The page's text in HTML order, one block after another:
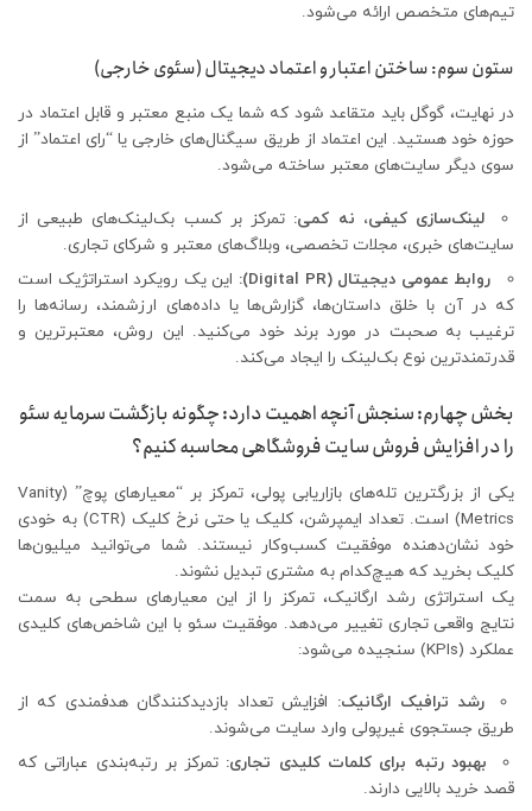
تیم‌های متخصص ارائه می‌شود.
ستون سوم: ساختن اعتبار و اعتماد دیجیتال (سئوی خارجی)
در نهایت، گوگل باید متقاعد شود که شما یک منبع معتبر و قابل اعتماد در
حوزه خود هستید. این اعتماد از طریق سیگنال‌های خارجی یا “رای اعتماد” از
سوی دیگر سایت‌های معتبر ساخته می‌شود.
لینک‌سازی کیفی، نه کمی: تمرکز بر کسب بک‌لینک‌های طبیعی از
سایت‌های خبری، مجلات تخصصی، وبلاگ‌های معتبر و شرکای تجاری.
روابط عمومی دیجیتال (Digital PR):
این یک رویکرد استراتژیک است
که در آن با خلق داستان‌ها، گزارش‌ها یا داده‌های ارزشمند، رسانه‌ها را
ترغیب به صحبت در مورد برند خود می‌کنید. این روش، معتبرترین و
قدرتمندترین نوع بک‌لینک را ایجاد می‌کند.
بخش چهارم: سنجش آنچه اهمیت دارد: چگونه بازگشت سرمایه سئو
را در افزایش فروش سایت فروشگاهی محاسبه کنیم؟
یکی از بزرگترین تله‌های بازاریابی پولی، تمرکز بر “معیارهای پوچ” (Vanity
Metrics) است. تعداد ایمپرشن، کلیک یا حتی نرخ کلیک (CTR) به خودی
خود نشان‌دهنده موفقیت کسب‌وکار نیستند. شما می‌توانید میلیون‌ها
کلیک بخرید که هیچ‌کدام به مشتری تبدیل نشوند.
یک استراتژی رشد ارگانیک، تمرکز را از این معیارهای سطحی به سمت
نتایج واقعی تجاری تغییر می‌دهد. موفقیت سئو با این شاخص‌های کلیدی
عملکرد (KPIs) سنجیده می‌شود:
رشد ترافیک ارگانیک: افزایش تعداد بازدیدکنندگان هدفمندی که از
طریق جستجوی غیرپولی وارد سایت می‌شوند.
بهبود رتبه برای کلمات کلیدی تجاری: تمرکز بر رتبه‌بندی عباراتی که
قصد خرید بالایی دارند.